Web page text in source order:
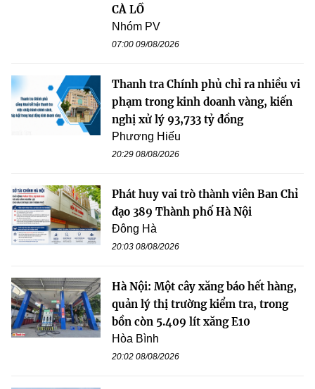
CÀ LỒ
Nhóm PV
07:00 09/08/2026
Thanh tra Chính phủ chỉ ra nhiều vi
phạm trong kinh doanh vàng, kiến
nghị xử lý 93,733 tỷ đồng
Phương Hiếu
20:29 08/08/2026
Phát huy vai trò thành viên Ban Chỉ
đạo 389 Thành phố Hà Nội
Đông Hà
20:03 08/08/2026
Hà Nội: Một cây xăng báo hết hàng,
quản lý thị trường kiểm tra, trong
bồn còn 5.409 lít xăng E10
Hòa Bình
20:02 08/08/2026